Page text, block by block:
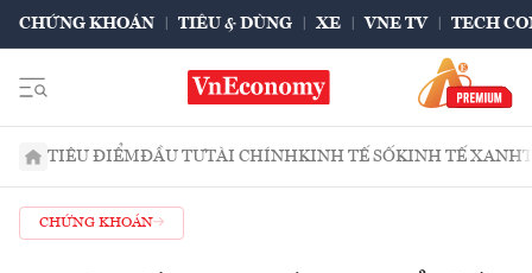
CHỨNG KHOÁN TIÊU & DÙNG XE VNE TV TECH
TIÊU ĐIỂMĐẦU TƯTÀI CHÍNHKINH TẾ SỐKINH TẾ XANH
CHỨNG KHOÁN